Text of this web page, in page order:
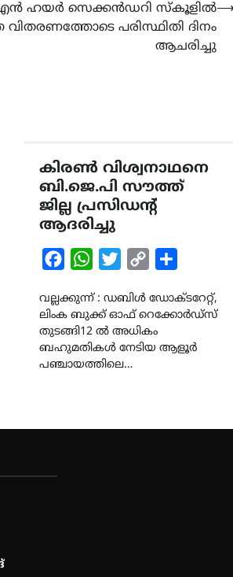
ഹയർ സെക്കൻഡറി സ്കൂളിൽ
പരിസ്ഥിതി ദിനം
ആചരിച്ചു
കിരൺ വിശ്വനാഥനെ
ബി.ജെ.പി സൗത്ത്
ജില്ല പ്രസിഡന്റ്
ആദരിച്ചു
FacebookWhatsAppTwitterCopy
വല്ലക്കുന്ന് : ഡബിൾ ഡോക്ടറേറ്റ്,
ലിംക ബുക്ക് ഓഫ് റെക്കോർഡ്‌സ്
തുടങ്ങി12 ൽ അധികം
ബഹുമതികൾ നേടിയ ആളൂർ
പഞ്ചായത്തിലെ…